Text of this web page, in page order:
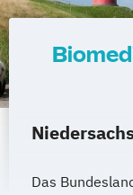
Das